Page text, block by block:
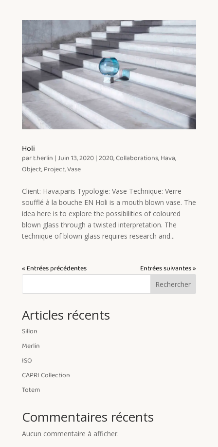
Holi
part.herlin |Juin 13, 2020|2020,Collaborations,Hava,
Object,Project,Vase
Client: Hava.paris Typologie: Vase Technique: Verre
soufflé à la bouche EN Holi is a mouth blown vase. The
idea here is to explore the possibilities of coloured
blown glass through a twisted interpretation. The
technique of blown glass requires research and...
« Entrées précédentes Entrées suivantes »
Rechercher
Articles récents
Sillon
Merlin
ISO
CAPRI Collection
Totem
Commentaires récents
Aucun commentaire à afficher.